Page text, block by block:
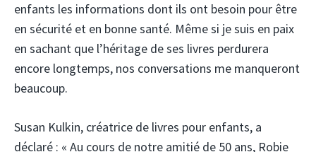
enfants les informations dont ils ont besoin pour être
en sécurité et en bonne santé. Même si je suis en paix
en sachant que l’héritage de ses livres perdurera
encore longtemps, nos conversations me manqueront
beaucoup.
Susan Kulkin, créatrice de livres pour enfants, a
déclaré : « Au cours de notre amitié de 50 ans, Robie